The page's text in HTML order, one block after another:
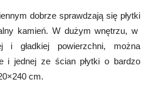
dobrze sprawdzają się płytki
kamień. W dużym wnętrzu, w
i gładkiej powierzchni, można
i jednej ze ścian płytki o bardzo
cm.